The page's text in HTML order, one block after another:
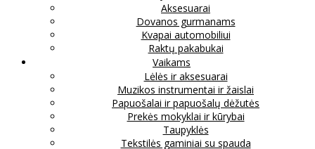
Aksesuarai
Dovanos gurmanams
Kvapai automobiliui
Raktų pakabukai
Vaikams
Lėlės ir aksesuarai
Muzikos instrumentai ir žaislai
Papuošalai ir papuošalų dėžutės
Prekės mokyklai ir kūrybai
Taupyklės
Tekstilės gaminiai su spauda